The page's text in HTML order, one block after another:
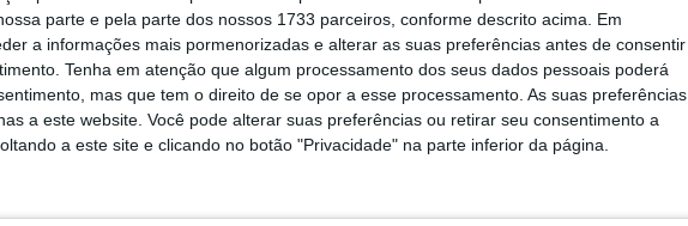
parte e pela parte dos nossos 1733 parceiros, conforme descrito acima. Em
a informações mais pormenorizadas e alterar as suas preferências antes de consentir
Tenha em atenção que algum processamento dos seus dados pessoais poderá
mas que tem o direito de se opor a esse processamento. As suas preferências
a este website. Você pode alterar suas preferências ou retirar seu consentimento a
a este site e clicando no botão "Privacidade" na parte inferior da página.
compromisso com a
para todos